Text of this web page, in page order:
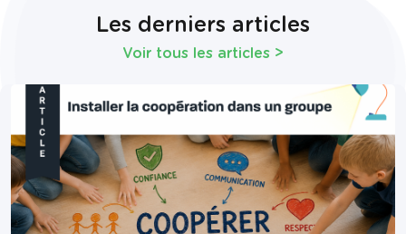
Les derniers articles
Voir tous les articles >